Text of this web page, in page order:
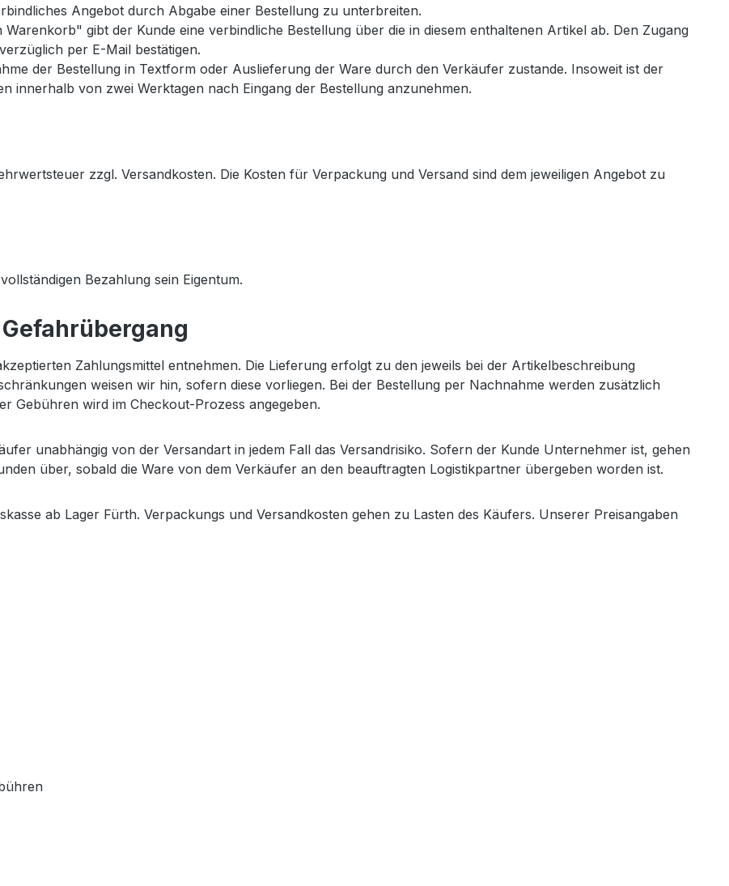
Angebot durch Abgabe einer Bestellung zu unterbreiten.
gibt der Kunde eine verbindliche Bestellung über die in diesem enthaltenen Artikel ab. Den Zugang
per E-Mail bestätigen.
der Bestellung in Textform oder Auslieferung der Ware durch den Verkäufer zustande. Insoweit ist der
innerhalb von zwei Werktagen nach Eingang der Bestellung anzunehmen.
zzgl. Versandkosten. Die Kosten für Verpackung und Versand sind dem jeweiligen Angebot zu
Bezahlung sein Eigentum.
Zahlungsmittel entnehmen. Die Lieferung erfolgt zu den jeweils bei der Artikelbeschreibung
weisen wir hin, sofern diese vorliegen. Bei der Bestellung per Nachnahme werden zusätzlich
Gebühren wird im Checkout-Prozess angegeben.
unabhängig von der Versandart in jedem Fall das Versandrisiko. Sofern der Kunde Unternehmer ist, gehen
über, sobald die Ware von dem Verkäufer an den beauftragten Logistikpartner übergeben worden ist.
ab Lager Fürth. Verpackungs und Versandkosten gehen zu Lasten des Käufers. Unserer Preisangaben